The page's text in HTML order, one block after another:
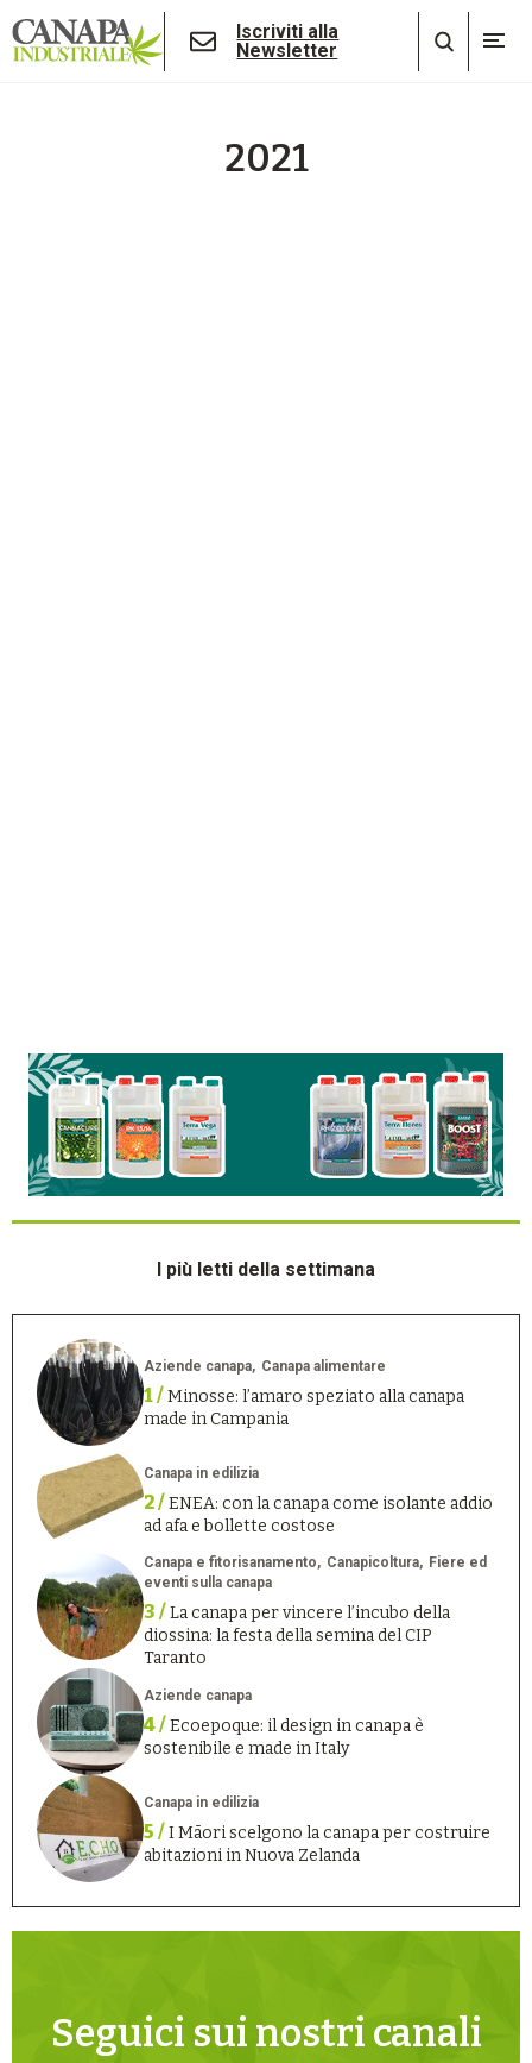
Iscriviti alla
Newsletter
2021
I più letti della settimana
Aziende canapa Canapa alimentare
1 /Minosse: l’amaro speziato alla canapa
made in Campania
Canapa in edilizia
2 /ENEA: con la canapa come isolante addio
ad afa e bollette costose
Canapa e fitorisanamento Canapicoltura
Fiere ed
eventi sulla canapa
3 /La canapa per vincere l’incubo della
diossina: la festa della semina del CIP
Taranto
Aziende canapa
4 /Ecoepoque: il design in canapa è
sostenibile e made in Italy
Canapa in edilizia
5 /I Māori scelgono la canapa per costruire
abitazioni in Nuova Zelanda
Seguici sui nostri canali